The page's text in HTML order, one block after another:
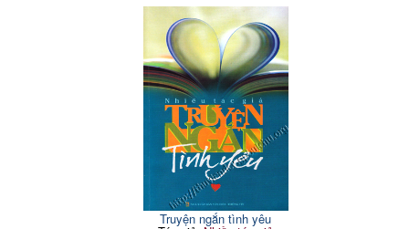
Truyện ngắn tình yêu